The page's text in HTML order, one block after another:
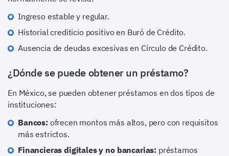
Ingreso estable y regular.
Historial crediticio positivo en Buró de Crédito.
Ausencia de deudas excesivas en Círculo de Crédito.
¿Dónde se puede obtener un préstamo?
En México, se pueden obtener préstamos en dos tipos de
instituciones:
Bancos: ofrecen montos más altos, pero con requisitos
más estrictos.
Financieras digitales y no bancarias: préstamos